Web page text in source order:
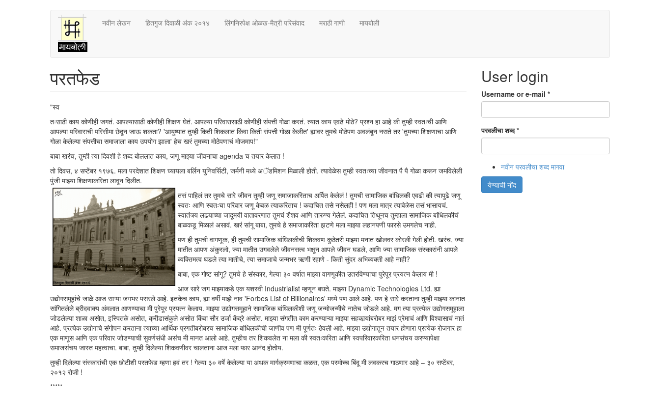
नवीन लेखन हितगुज दिवाळी अंक २०१४ लिंगनिरपेक्ष ओळख-मैत्री परिसंवाद मराठी गाणी मायबोली
परतफेड
"स्व
तःसाठी काय कोणीही जगतं. आपल्यासाठी कोणीही शिक्षण घेतं. आपल्या परिवारासाठी कोणीही संपत्ती गोळा करतं. त्यात काय एवढे मोठे? प्रश्न हा आहे की तुम्ही स्वतःची आणि
आपल्या परिवाराची परिसीमा छेदून जाऊ शकता? 'आयुष्यात तुम्ही किती शिकलात किंवा किती संपत्ती गोळा केलीत' ह्यावर तुमचे मोठेपण अवलंबून नसते तर 'तुमच्या शिक्षणाचा आणि
गोळा केलेल्या संपत्तीचा समाजाला काय उपयोग झाला' हेच खरं तुमच्या मोठेपणाचं मोजमाप!"
बाबा खरंच, तुम्ही त्या दिवशी हे शब्द बोललात काय, जणू माझ्या जीवनाचा agenda च तयार केलात !
तो दिवस, ४ सप्टेंबर १९७६. मला परदेशात शिक्षण घ्यायला बर्लिन युनिवर्सिटी, जर्मनी मध्ये अॅडमिशन मिळाली होती. त्यावेळेस तुम्ही स्वतःच्या जीवनात पै पै गोळा करून जमविलेली
पुंजी माझ्या शिक्षणाकरिता लावून दिलीत.
तसं पाहिलं तर तुमचे सारे जीवन तुम्ही जणू समाजाकरिताच अर्पित केलेलं ! तुमची सामाजिक बांधिलकी एवढी की त्यापुढे जणू
स्वतः आणि स्वतःचा परिवार जणू केवळ त्याकरिताच ! कदाचित तसे नसेलही ! पण मला मात्र त्यावेळेस तसं भासायचं.
स्वातंत्र्य लढयाच्या जादूमयी वातावरणात तुमचं शैशव आणि तारुण्य गेलेलं. कदाचित तिथूनच तुम्हाला सामाजिक बांधिलकीचं
बाळकडू मिळालं असावं. खरं सांगू बाबा, तुमचे हे समाजाकरिता झटणे मला माझ्या लहानपणी फारसे उमगलेच नाही.
पण ही तुमची वागणूक, ही तुमची सामाजिक बांधिलकीची शिकवण कुठेतरी माझ्या मनात खोलवर कोरली गेली होती. खरंच, ज्या
मातीत आपण अंकुरलो, ज्या मातीत उगवलेले जीवनसत्व भक्षून आपले जीवन घडले, आणि ज्या सामाजिक संस्कारांनी आपले
व्यक्तिमत्व घडले त्या मातीचे, त्या समाजाचे जन्मभर ऋणी रहाणे - किती सुंदर अभिव्यक्ती आहे नाही?
बाबा, एक गोष्ट सांगू? तुमचे हे संस्कार, गेल्या ३० वर्षात माझ्या वागणुकीत उतरविण्याचा पुरेपूर प्रयत्न केलाय मी !
आज सारे जग माझ्याकडे एक यशस्वी Industrialist म्हणून बघते. माझ्या Dynamic Technologies Ltd. ह्या
उद्योगसमूहांचे जाळे आज साऱ्या जगभर पसरले आहे. इतकेच काय, ह्या वर्षी माझे नाव 'Forbes List of Billionaires' मध्ये पण आले आहे. पण हे सारे करताना तुम्ही माझ्या कानात
सांगितलेले ब्रीदवाक्य अंमलात आणण्याचा मी पुरेपूर प्रयत्न केलाय. माझ्या उद्योगसमूहाने सामाजिक बांधिलकीशी जणू जन्मोजन्मीचे नातेच जोडले आहे. मग त्या प्रत्येक उद्योगसमूहाला
जोडलेल्या शाळा असोत, इस्पितळे असोत, क्रीडासंकुले असोत किंवा सौर उर्जा केंद्रे असोत. माझ्या संगतीत काम करण्याऱ्या माझ्या सहकार्‍यांबरोबर माझं प्रेमाचं आणि विश्वासाचं नातं
आहे. प्रत्येक उद्योगाचे संगोपन करताना त्याच्या आर्थिक प्रगतीबरोबरच सामाजिक बांधिलकीची जाणीव पण मी पूर्णतः ठेवली आहे. माझ्या उद्योगातून तयार होणारा प्रत्येक रोजगार हा
एक माणूस आणि एक परिवार जोडण्याची सुवर्णसंधी असंच मी मानत आलो आहे. तुम्हीच तर शिकवलेत ना मला की स्वतःकरिता आणि स्वपरिवारकरिता धनसंचय करण्यापेक्षा
समाजसंचय जास्त महत्वाचा. बाबा, तुम्ही दिलेल्या शिकवणीवर चालताना आज मला फार आनंद होतोय.
तुम्ही दिलेल्या संस्कारांची एक छोटीशी परतफेड म्हणा हवं तर ! गेल्या ३० वर्षे केलेल्या या अथक मार्गक्रमणाचा कळस, एक परमोच्च बिंदू मी लवकरच गाठणार आहे – ३० सप्टेंबर,
२०१२ रोजी !
*****
User login
Username or e-mail *
परवलीचा शब्द*
नवीन परवलीचा शब्द मागवा
येण्याची नोंद